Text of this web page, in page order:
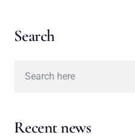
Search
Recent news